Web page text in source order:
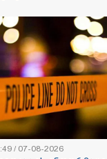
/ 07-08-2026